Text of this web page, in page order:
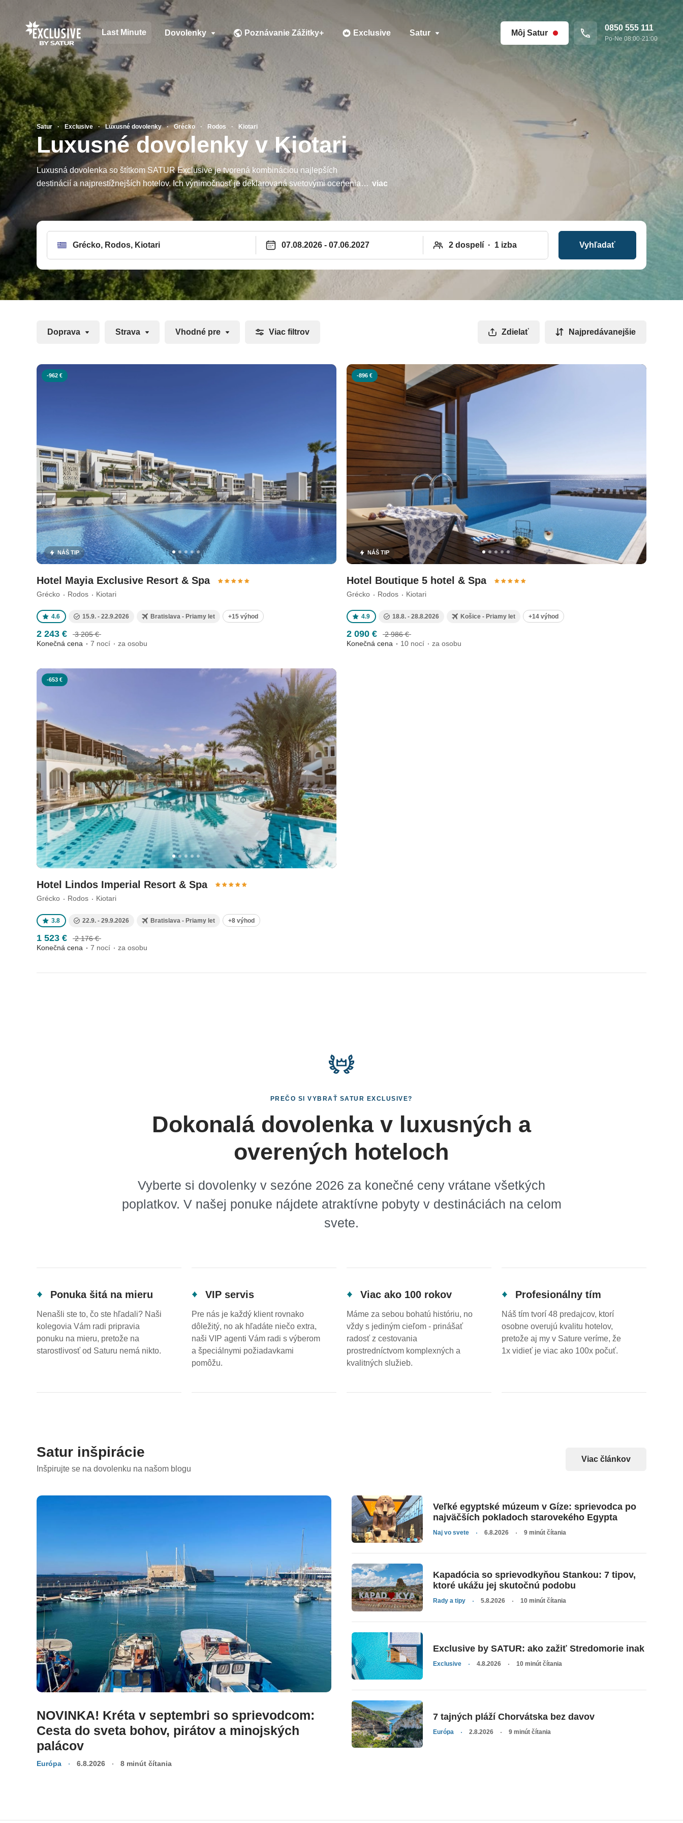
Last Minute Dovolenky Poznávanie Zážitky+ Exclusive Satur Môj Satur
0850 555 111
Po-Ne 08:00-21:00
Satur Exclusive Luxusné dovolenky Grécko Rodos Kiotari
Luxusné dovolenky v Kiotari
Luxusná dovolenka so štítkom SATUR Exclusive je tvorená kombináciou najlepších
destinácií a najprestížnejších hotelov. Ich výnimočnosť je deklarovaná svetovými oceneniami
v oblasti hotelierstva, preslávenými gurmánskymi reštauráciami, bohatou ponukou
starostlivosti o telo a diskrétnosťou aj počas roku 2026. Cestujte na exkluzívne dovolenkové
miesta ako VIP zákazníci a splňte si sny. Využite služby osobného poradcu a nechajte si
svoju netradičnú dovolenku naplánovať expertmi. Privátny transfer v zahraničí, vďaka
ktorému vás prednostne, pohodlne a prioritne dopravíme do vybraného hotela. V prípade
voľných kapacít je aj upgrade pre našich zákaznikov samozrejme zdarma.
viac
Vyhľadať
Doprava Strava Vhodné pre Viac filtrov Zdielať Najpredávanejšie
-962 €
NÁŠ TIP
Hotel Mayia Exclusive Resort & Spa
Grécko Rodos Kiotari
4.6 15.9. - 22.9.2026 Bratislava - Priamy let +15 výhod
2 243 €
3 205 €
Konečná cena
7 nocí za osobu
-896 €
NÁŠ TIP
Hotel Boutique 5 hotel & Spa
Grécko Rodos Kiotari
4.9 18.8. - 28.8.2026 Košice - Priamy let +14 výhod
2 090 €
2 986 €
Konečná cena
10 nocí za osobu
-653 €
Hotel Lindos Imperial Resort & Spa
Grécko Rodos Kiotari
3.8 22.9. - 29.9.2026 Bratislava - Priamy let +8 výhod
1 523 €
2 176 €
Konečná cena
7 nocí za osobu
PREČO SI VYBRAŤ SATUR EXCLUSIVE?
Dokonalá dovolenka v luxusných a
overených hoteloch
Vyberte si dovolenky v sezóne 2026 za konečné ceny vrátane všetkých
poplatkov. V našej ponuke nájdete atraktívne pobyty v destináciách na celom
svete.
Ponuka šitá na mieru
Nenašli ste to, čo ste hľadali? Naši
kolegovia Vám radi pripravia
ponuku na mieru, pretože na
starostlivosť od Saturu nemá nikto.
VIP servis
Pre nás je každý klient rovnako
dôležitý, no ak hľadáte niečo extra,
naši VIP agenti Vám radi s výberom
a špeciálnymi požiadavkami
pomôžu.
Viac ako 100 rokov
Máme za sebou bohatú históriu, no
vždy s jediným cieľom - prinášať
radosť z cestovania
prostredníctvom komplexných a
kvalitných služieb.
Profesionálny tím
Náš tím tvorí 48 predajcov, ktorí
osobne overujú kvalitu hotelov,
pretože aj my v Sature veríme, že
1x vidieť je viac ako 100x počuť.
Satur inšpirácie
Inšpirujte se na dovolenku na našom blogu
Viac článkov
NOVINKA! Kréta v septembri so sprievodcom:
Cesta do sveta bohov, pirátov a minojských
palácov
Európa 6.8.2026 8 minút čítania
Veľké egyptské múzeum v Gíze: sprievodca po
najväčších pokladoch starovekého Egypta
Naj vo svete 6.8.2026 9 minút čítania
Kapadócia so sprievodkyňou Stankou: 7 tipov,
ktoré ukážu jej skutočnú podobu
Rady a tipy 5.8.2026 10 minút čítania
Exclusive by SATUR: ako zažiť Stredomorie inak
Exclusive 4.8.2026 10 minút čítania
7 tajných pláží Chorvátska bez davov
Európa 2.8.2026 9 minút čítania